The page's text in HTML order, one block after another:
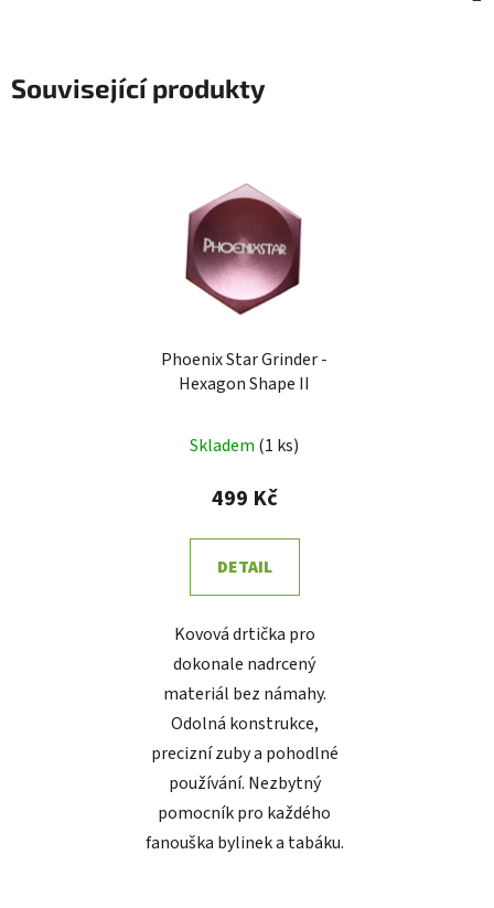
Související produkty
Phoenix Star Grinder -
Hexagon Shape II
Skladem (1 ks)
499 Kč
DETAIL
Kovová drtička pro
dokonale nadrcený
materiál bez námahy.
Odolná konstrukce,
precizní zuby a pohodlné
používání. Nezbytný
pomocník pro každého
fanouška bylinek a tabáku.